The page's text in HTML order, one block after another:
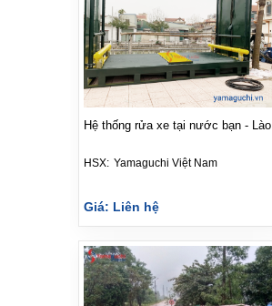
Hệ thống rửa xe tại nước bạn - Lào
Yamaguchi Việt Nam
Giá: Liên hệ